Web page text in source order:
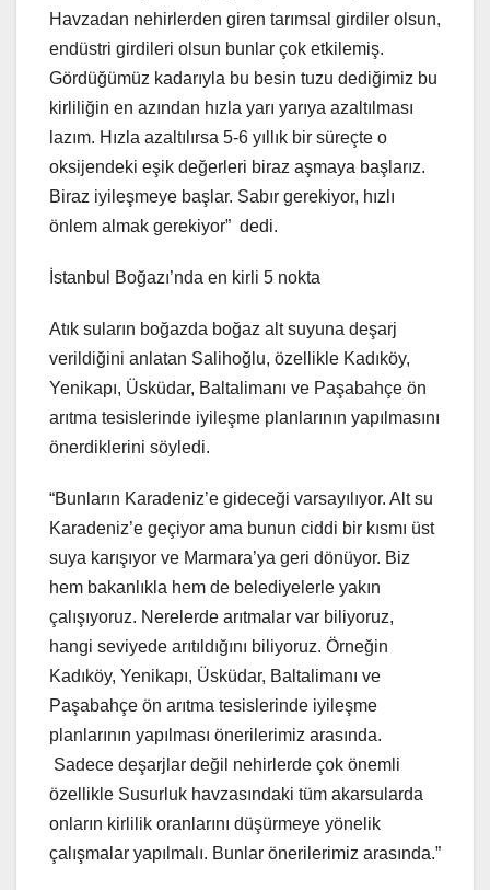
Havzadan nehirlerden giren tarımsal girdiler olsun,
endüstri girdileri olsun bunlar çok etkilemiş.
Gördüğümüz kadarıyla bu besin tuzu dediğimiz bu
kirliliğin en azından hızla yarı yarıya azaltılması
lazım. Hızla azaltılırsa 5-6 yıllık bir süreçte o
oksijendeki eşik değerleri biraz aşmaya başlarız.
Biraz iyileşmeye başlar. Sabır gerekiyor, hızlı
önlem almak gerekiyor” dedi.
İstanbul Boğazı’nda en kirli 5 nokta
Atık suların boğazda boğaz alt suyuna deşarj
verildiğini anlatan Salihoğlu, özellikle Kadıköy,
Yenikapı, Üsküdar, Baltalimanı ve Paşabahçe ön
arıtma tesislerinde iyileşme planlarının yapılmasını
önerdiklerini söyledi.
“Bunların Karadeniz’e gideceği varsayılıyor. Alt su
Karadeniz’e geçiyor ama bunun ciddi bir kısmı üst
suya karışıyor ve Marmara’ya geri dönüyor. Biz
hem bakanlıkla hem de belediyelerle yakın
çalışıyoruz. Nerelerde arıtmalar var biliyoruz,
hangi seviyede arıtıldığını biliyoruz. Örneğin
Kadıköy, Yenikapı, Üsküdar, Baltalimanı ve
Paşabahçe ön arıtma tesislerinde iyileşme
planlarının yapılması önerilerimiz arasında.
Sadece deşarjlar değil nehirlerde çok önemli
özellikle Susurluk havzasındaki tüm akarsularda
onların kirlilik oranlarını düşürmeye yönelik
çalışmalar yapılmalı. Bunlar önerilerimiz arasında.”